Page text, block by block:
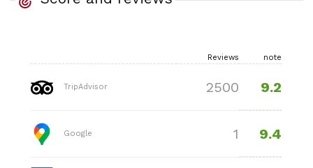
Reviews note
TripAdvisor 2500 9.2
Google 1 9.4